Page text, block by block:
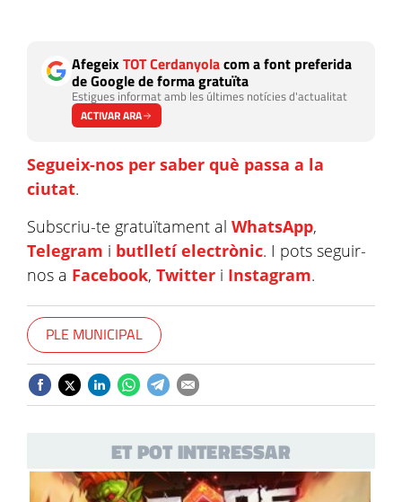
AfegeixTOT Cerdanyolacom a font preferida
de Google de forma gratuïta
Estigues informat amb les últimes notícies d'actualitat
ACTIVAR ARA
Segueix-nos per saber què passa a la
ciutat.
Subscriu-te gratuïtament al WhatsApp,
Telegram i butlletí electrònic. I pots seguir-
nos a Facebook, Twitter i Instagram.
PLE MUNICIPAL
ET POT INTERESSAR